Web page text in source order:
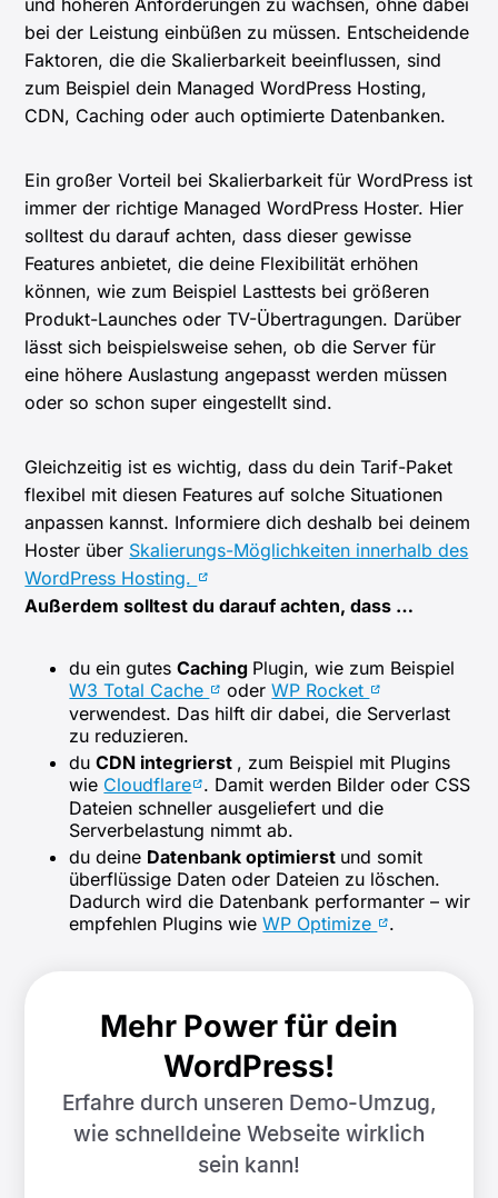
bei der Leistung einbüßen zu müssen. Entscheidende
Faktoren, die die Skalierbarkeit beeinflussen, sind
zum Beispiel dein Managed WordPress Hosting,
CDN, Caching oder auch optimierte Datenbanken.
Ein großer Vorteil bei Skalierbarkeit für WordPress ist
immer der richtige Managed WordPress Hoster. Hier
solltest du darauf achten, dass dieser gewisse
Features anbietet, die deine Flexibilität erhöhen
können, wie zum Beispiel Lasttests bei größeren
Produkt-Launches oder TV-Übertragungen. Darüber
lässt sich beispielsweise sehen, ob die Server für
eine höhere Auslastung angepasst werden müssen
oder so schon super eingestellt sind.
Gleichzeitig ist es wichtig, dass du dein Tarif-Paket
flexibel mit diesen Features auf solche Situationen
anpassen kannst. Informiere dich deshalb bei deinem
Hoster über Skalierungs-Möglichkeiten innerhalb des
WordPress Hosting.
Außerdem solltest du darauf achten, dass …
du ein gutesCaching Plugin, wie zum Beispiel
W3 Total Cache
oderWP Rocket
verwendest. Das hilft dir dabei, die Serverlast
zu reduzieren.
duCDN integrierst , zum Beispiel mit Plugins
wie Cloudflare . Damit werden Bilder oder CSS
Dateien schneller ausgeliefert und die
Serverbelastung nimmt ab.
du deine Datenbank optimierst und somit
überflüssige Daten oder Dateien zu löschen.
Dadurch wird die Datenbank performanter – wir
empfehlen Plugins wieWP Optimize .
Mehr Power für dein
WordPress!
Erfahre durch unseren Demo-Umzug,
wie schnelldeine Webseite wirklich
sein kann!